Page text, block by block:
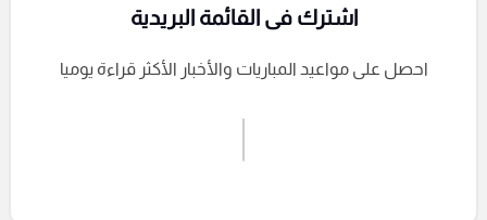
إرسال تعليق
اشترك فى القائمة البريدية
احصل على مواعيد المباريات والأخبار الأكثر قراءة يوميا